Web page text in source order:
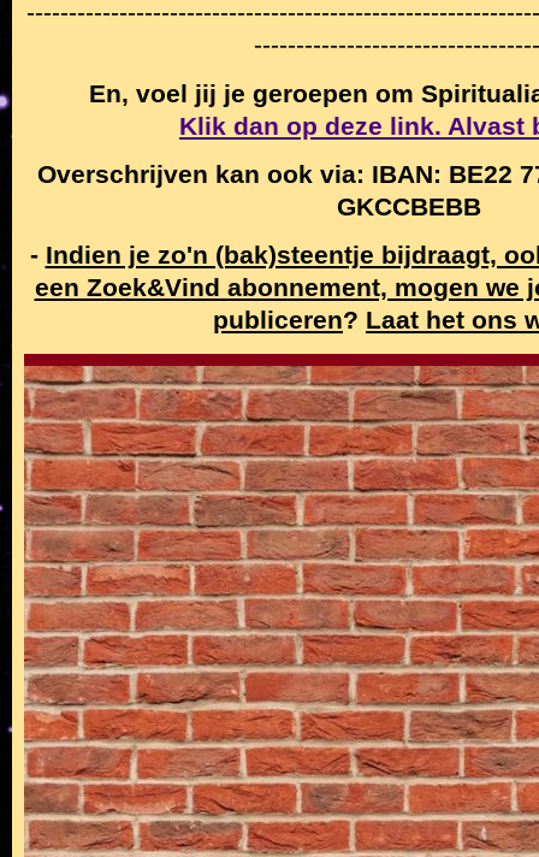
En, voel jij je geroepen om
Klik dan op deze link. Alvast
Overschrijven kan ook via: IBAN: BE22
GKCCBEBB
- Indien je zo'n (bak)steentje bijdraagt,
een Zoek&Vind abonnement, mogen we
publiceren? Laat het ons